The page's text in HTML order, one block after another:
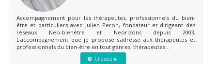
Accompagnement pour les thérapeutes, professionnels du bien-
être et particuliers avec Julien Peron, fondateur et dirigeant des
réseaux Neo-bienêtre et Neorizons depuis 2003.
L'accompagnement que je propose s'adresse aux thérapeutes et
professionnels du bien-être en tout genres, thérapeutes...
Cliquez ici